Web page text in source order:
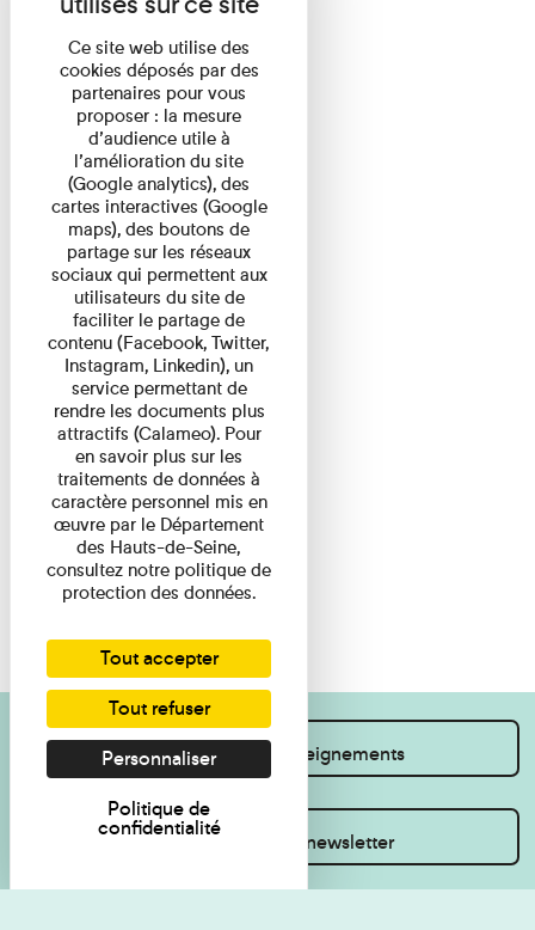
Contact
Actualités
Recherche
Cartes interactives
Newsletter
Je souhaite des renseignements
Inscrivez-vous à la newsletter
Ce site web utilise des
cookies déposés par des
partenaires pour vous
proposer : la mesure
d’audience utile à
l’amélioration du site
(Google analytics), des
cartes interactives (Google
maps), des boutons de
partage sur les réseaux
sociaux qui permettent aux
utilisateurs du site de
faciliter le partage de
contenu (Facebook, Twitter,
Instagram, Linkedin), un
service permettant de
rendre les documents plus
attractifs (Calameo). Pour
en savoir plus sur les
traitements de données à
caractère personnel mis en
œuvre par le Département
des Hauts-de-Seine,
consultez notre politique de
protection des données.
Tout accepter
Tout refuser
Personnaliser
Politique de
confidentialité